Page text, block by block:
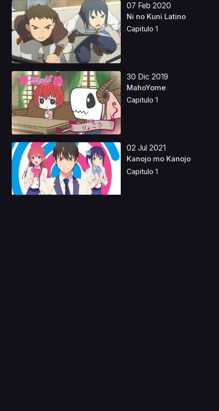
07 Feb 2020
Ni no Kuni Latino
Capitulo 1
30 Dic 2019
MahoYome
Capitulo 1
02 Jul 2021
Kanojo mo Kanojo
Capitulo 1